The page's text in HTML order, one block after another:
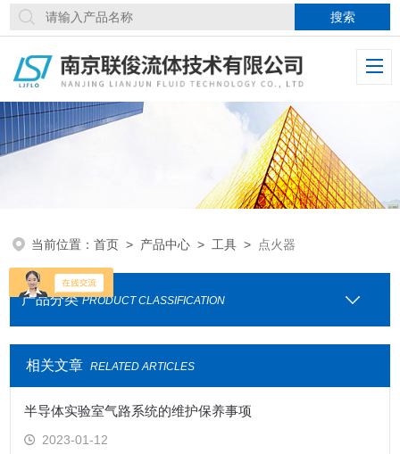
当前位置：首页 > 产品中心 > 工具 > 点火器
产品分类 PRODUCT CLASSIFICATION
相关文章 RELATED ARTICLES
半导体实验室气路系统的维护保养事项
2023-01-12